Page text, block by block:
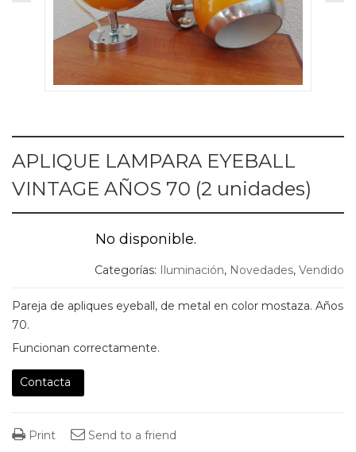
APLIQUE LAMPARA EYEBALL
VINTAGE AÑOS 70 (2 unidades)
No disponible.
Categorías: Iluminación, Novedades, Vendido
Pareja de apliques eyeball, de metal en color mostaza. Años
70.
Funcionan correctamente.
Contacta
Print Send to a friend